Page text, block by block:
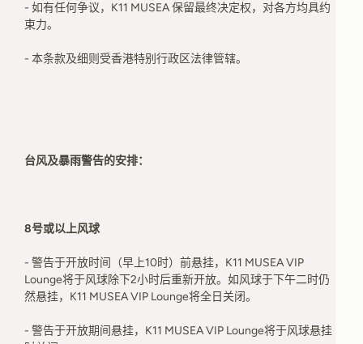
- 如有任何争议，K11 MUSEA 保留最终决定权，对各方均具约
束力。
- 本条款及细则受香港特别行政区法律管辖。
台风及暴雨警告的安排：
8号或以上风球
- 警告于开放时间（早上10时）前悬挂，K11 MUSEA VIP
Lounge将于风球除下2小时后重新开放。如风球于下午二时仍
然悬挂，K11 MUSEA VIP Lounge将全日关闭。
- 警告于开放期间悬挂，K11 MUSEA VIP Lounge将于风球悬挂